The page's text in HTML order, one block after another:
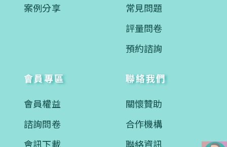
案例分享
常見問題
評量問卷
預約諮詢
會員專區
會員權益
諮詢問卷
會訊下載
聯絡我們
關懷贊助
合作機構
聯絡資訊